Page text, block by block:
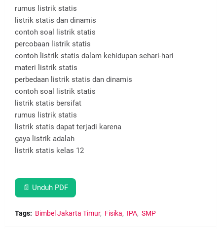
rumus listrik statis
listrik statis dan dinamis
contoh soal listrik statis
percobaan listrik statis
contoh listrik statis dalam kehidupan sehari-hari
materi listrik statis
perbedaan listrik statis dan dinamis
contoh soal listrik statis
listrik statis bersifat
rumus listrik statis
listrik statis dapat terjadi karena
gaya listrik adalah
listrik statis kelas 12
📄 Unduh PDF
Tags: Bimbel Jakarta Timur Fisika IPA SMP